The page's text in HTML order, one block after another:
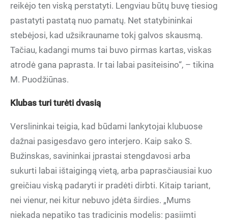
reikėjo ten viską perstatyti. Lengviau būtų buvę tiesiog
pastatyti pastatą nuo pamatų. Net statybininkai
stebėjosi, kad užsikrauname tokį galvos skausmą.
Tačiau, kadangi mums tai buvo pirmas kartas, viskas
atrodė gana paprasta. Ir tai labai pasiteisino“, – tikina
M. Puodžiūnas.
Klubas turi turėti dvasią
Verslininkai teigia, kad būdami lankytojai klubuose
dažnai pasigesdavo gero interjero. Kaip sako S.
Bužinskas, savininkai įprastai stengdavosi arba
sukurti labai ištaigingą vietą, arba paprasčiausiai kuo
greičiau viską padaryti ir pradėti dirbti. Kitaip tariant,
nei vienur, nei kitur nebuvo įdėta širdies. „Mums
niekada nepatiko tas tradicinis modelis: pasiimti